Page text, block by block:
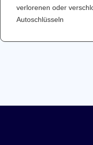
verlorenen oder
Autoschlüsseln